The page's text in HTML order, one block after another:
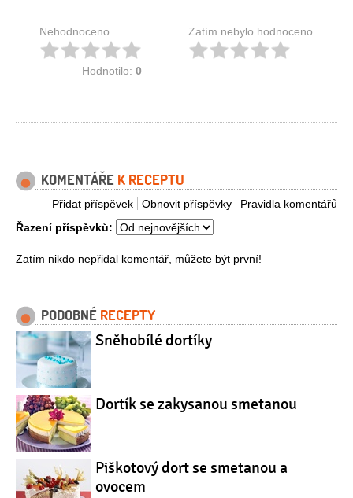
Nehodnoceno
Hodnotilo: 0
Zatím nebylo hodnoceno
KOMENTÁŘE K RECEPTU
Pravidla komentářů
Obnovit příspěvky
Přidat příspěvek
Řazení příspěvků:
Zatím nikdo nepřidal komentář, můžete být první!
PODOBNÉ RECEPTY
Sněhobílé dortíky
Dortík se zakysanou smetanou
Piškotový dort se smetanou a
ovocem